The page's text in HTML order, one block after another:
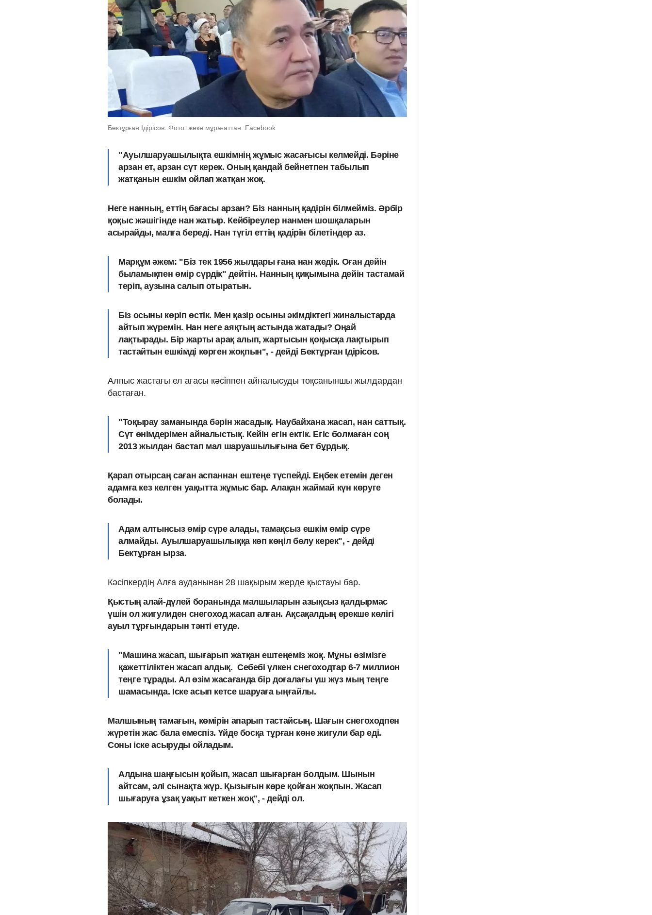
Бектұрған Ідірісов. Фото: жеке мұрағаттан: Facebook
"Ауылшаруашылықта ешкімнің жұмыс жасағысы келмейді. Бәріне
арзан ет, арзан сүт керек. Оның қандай бейнетпен табылып
жатқанын ешкім ойлап жатқан жоқ.
Неге нанның, еттің бағасы арзан? Біз нанның қадірін білмейміз. Әрбір
қоқыс жәшігінде нан жатыр. Кейбіреулер нанмен шошқаларын
асырайды, малға береді. Нан түгіл еттің қадірін білетіндер аз.
Марқұм әжем: "Біз тек 1956 жылдары ғана нан жедік. Оған дейін
быламықпен өмір сүрдік" дейтін. Нанның қиқымына дейін тастамай
теріп, аузына салып отыратын.
Біз осыны көріп өстік. Мен қазір осыны әкімдіктегі жиналыстарда
айтып жүремін. Нан неге аяқтың астында жатады? Оңай
лақтырады. Бір жарты арақ алып, жартысын қоқысқа лақтырып
тастайтын ешкімді көрген жоқпын", - дейді Бектұрған Ідірісов.
Алпыс жастағы ел ағасы кәсіппен айналысуды тоқсаныншы жылдардан
бастаған.
"Тоқырау заманында бәрін жасадық. Наубайхана жасап, нан саттық.
Сүт өнімдерімен айналыстық. Кейін егін ектік. Егіс болмаған соң
2013 жылдан бастап мал шаруашылығына бет бұрдық.
Қарап отырсаң саған аспаннан ештеңе түспейді. Еңбек етемін деген
адамға кез келген уақытта жұмыс бар. Алақан жаймай күн көруге
болады.
Адам алтынсыз өмір сүре алады, тамақсыз ешкім өмір сүре
алмайды. Ауылшаруашылыққа көп көңіл бөлу керек", - дейді
Бектұрған ырза.
Кәсіпкердің Алға ауданынан 28 шақырым жерде қыстауы бар.
Қыстың алай-дүлей боранында малшыларын азықсыз қалдырмас
үшін ол жигулиден снегоход жасап алған. Ақсақалдың ерекше көлігі
ауыл тұрғындарын тәнті етуде.
"Машина жасап, шығарып жатқан ештеңеміз жоқ. Мұны өзімізге
қажеттіліктен жасап алдық. Себебі үлкен снегоходтар 6-7 миллион
теңге тұрады. Ал өзім жасағанда бір доғалағы үш жүз мың теңге
шамасында. Іске асып кетсе шаруаға ыңғайлы.
Малшының тамағын, көмірін апарып тастайсың. Шағын снегоходпен
жүретін жас бала емеспіз. Үйде босқа тұрған көне жигули бар еді.
Соны іске асыруды ойладым.
Алдына шаңғысын қойып, жасап шығарған болдым. Шынын
айтсам, әлі сынақта жүр. Қызығын көре қойған жоқпын. Жасап
шығаруға ұзақ уақыт кеткен жоқ", - дейді ол.